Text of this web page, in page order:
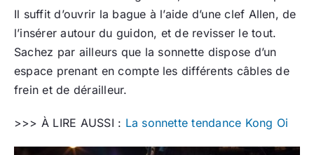
Il suffit d’ouvrir la bague à l’aide d’une clef Allen, de
l’insérer autour du guidon, et de revisser le tout.
Sachez par ailleurs que la sonnette dispose d’un
espace prenant en compte les différents câbles de
frein et de dérailleur.
>>> À LIRE AUSSI : La sonnette tendance Kong Oi